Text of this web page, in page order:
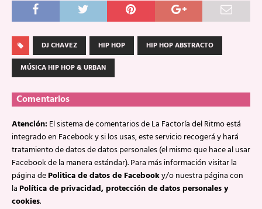
DJ CHAVEZ HIP HOP
HIP HOP ABSTRACTO
MÚSICA HIP HOP & URBAN
Comentarios
Atención:El sistema de comentarios de La Factoría del Ritmo está
integrado en Facebook y si los usas, este servicio recogerá y hará
tratamiento de datos de datos personales (el mismo que hace al usar
Facebook de la manera estándar). Para más información visitar la
página dePolitica de datos de Facebooky/o nuestra página con
laPolítica de privacidad, protección de datos personales y
cookies.